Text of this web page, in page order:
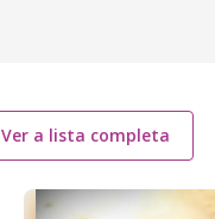
Ver a lista completa